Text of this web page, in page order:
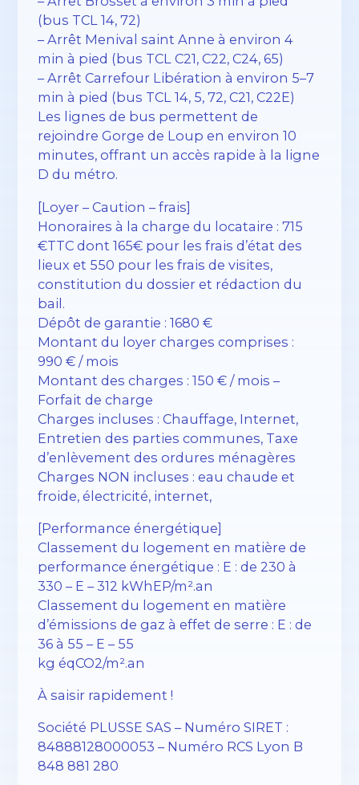
(bus TCL 14, 72)
– Arrêt Menival saint Anne à environ 4
min à pied (bus TCL C21, C22, C24, 65)
– Arrêt Carrefour Libération à environ 5–7
min à pied (bus TCL 14, 5, 72, C21, C22E)
Les lignes de bus permettent de
rejoindre Gorge de Loup en environ 10
minutes, offrant un accès rapide à la ligne
D du métro.
[Loyer – Caution – frais]
Honoraires à la charge du locataire : 715
€TTC dont 165€ pour les frais d’état des
lieux et 550 pour les frais de visites,
constitution du dossier et rédaction du
bail.
Dépôt de garantie : 1680 €
Montant du loyer charges comprises :
990 € / mois
Montant des charges : 150 € / mois –
Forfait de charge
Charges incluses : Chauffage, Internet,
Entretien des parties communes, Taxe
d’enlèvement des ordures ménagères
Charges NON incluses : eau chaude et
froide, électricité, internet,
[Performance énergétique]
Classement du logement en matière de
performance énergétique : E : de 230 à
330 – E – 312 kWhEP/m².an
Classement du logement en matière
d’émissions de gaz à effet de serre : E : de
36 à 55 – E – 55
kg éqCO2/m².an
À saisir rapidement !
Société PLUSSE SAS – ​​Numéro SIRET :
84888128000053 – Numéro RCS Lyon B
848 881 280